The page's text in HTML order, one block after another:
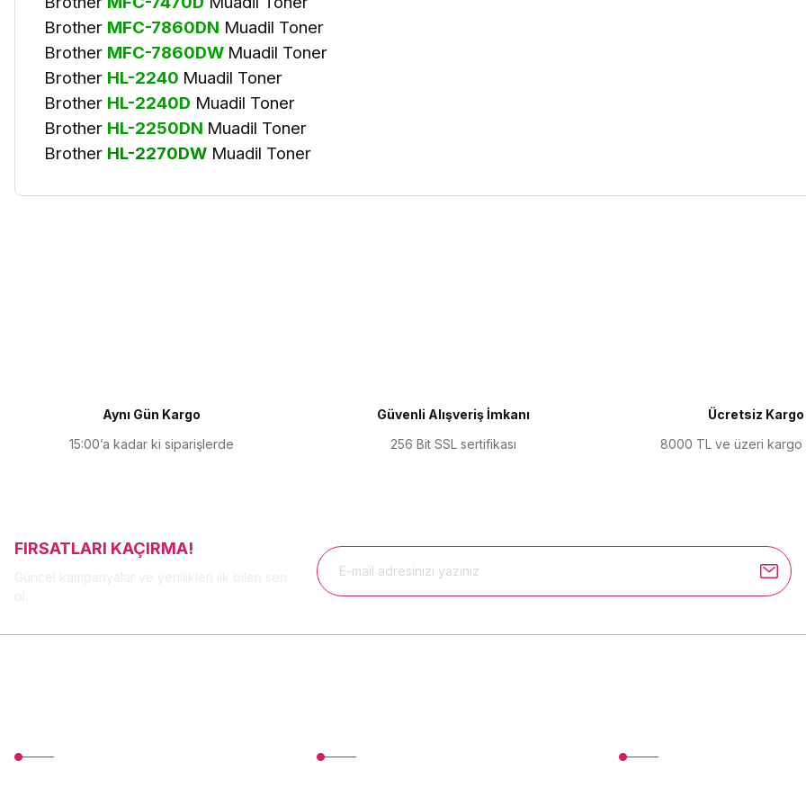
Brother MFC-7860DN Muadil Toner
Brother MFC-7860DW Muadil Toner
Brother HL-2240 Muadil Toner
Brother HL-2240D Muadil Toner
Brother HL-2250DN Muadil Toner
Brother HL-2270DW Muadil Toner
Bu ürüne benzer farklı alternatifler olmalı.
Gönder
Aynı Gün Kargo
15:00’a kadar ki siparişlerde
Güvenli Alışveriş İmkanı
256 Bit SSL sertifikası
Ücretsiz Kargo
8000 TL ve üzeri kargo
FIRSATLARI KAÇIRMA!